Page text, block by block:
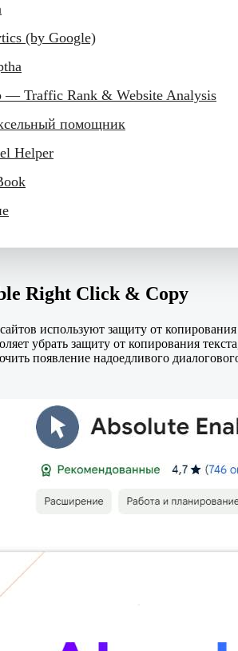
(by Google)
— Traffic Rank & Website Analysis
помощник
Helper
Right Click & Copy
сайтов используют защиту от
убрать защиту от копирования
появление надоедливого